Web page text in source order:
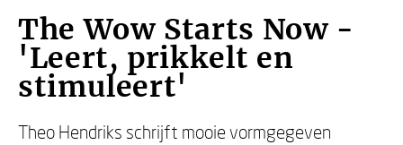
The Wow Starts Now -
'Leert, prikkelt en
stimuleert'
Theo Hendriks schrijft mooie vormgegeven